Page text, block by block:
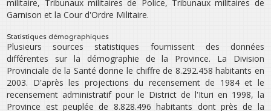
militaire, Tribunaux militaires de Police, Tribunaux militaires de
Garnison et la Cour d‛Ordre Militaire.
Statistiques démographiques
Plusieurs sources statistiques fournissent des données
différentes sur la démographie de la Province. La Division
Provinciale de la Santé donne le chiffre de 8.292.458 habitants en
2003. D‛après les projections du recensement de 1984 et le
recensement administratif pour le District de l‛Ituri en 1998, la
Province est peuplée de 8.828.496 habitants dont près de la